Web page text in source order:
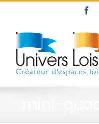
contenu